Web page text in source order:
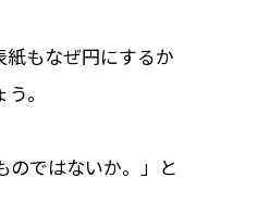
もなぜ円にするか
。
のではないか。」と